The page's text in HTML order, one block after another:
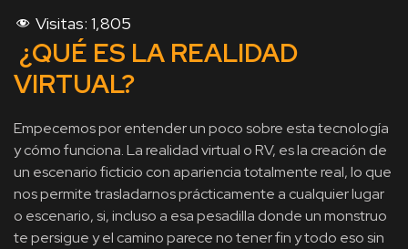
Visitas: 1,805
¿QUÉ ES LA REALIDAD
VIRTUAL?
Empecemos por entender un poco sobre esta tecnología
y cómo funciona. La realidad virtual o RV, es la creación de
un escenario ficticio con apariencia totalmente real, lo que
nos permite trasladarnos prácticamente a cualquier lugar
o escenario, si, incluso a esa pesadilla donde un monstruo
te persigue y el camino parece no tener fin y todo eso sin